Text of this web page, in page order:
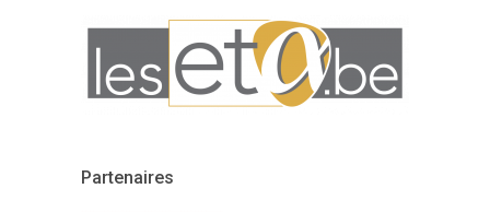
Partenaires